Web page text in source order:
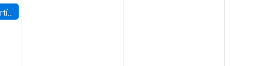
UC